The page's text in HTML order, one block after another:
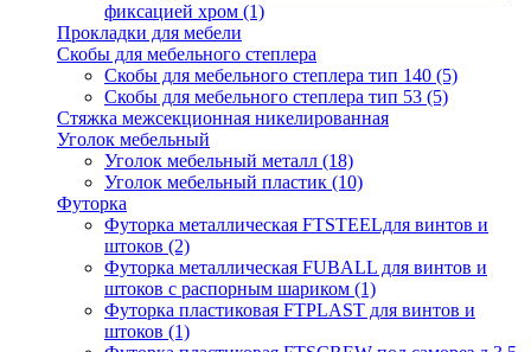
фиксацией хром (1)
Прокладки для мебели
Скобы для мебельного степлера
Скобы для мебельного степлера тип 140 (5)
Скобы для мебельного степлера тип 53 (5)
Стяжка межсекционная никелированная
Уголок мебельный
Уголок мебельный металл (18)
Уголок мебельный пластик (10)
Футорка
Футорка металлическая FTSTEELдля винтов и
штоков (2)
Футорка металлическая FUBALL для винтов и
штоков с распорным шариком (1)
Футорка пластиковая FTPLAST для винтов и
штоков (1)